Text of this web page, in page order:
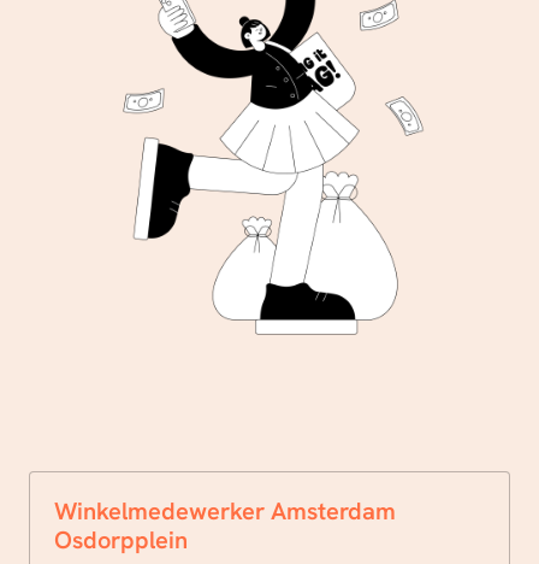
Winkelmedewerker Amsterdam
Osdorpplein